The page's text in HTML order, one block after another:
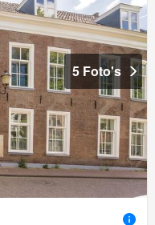
5 Foto's